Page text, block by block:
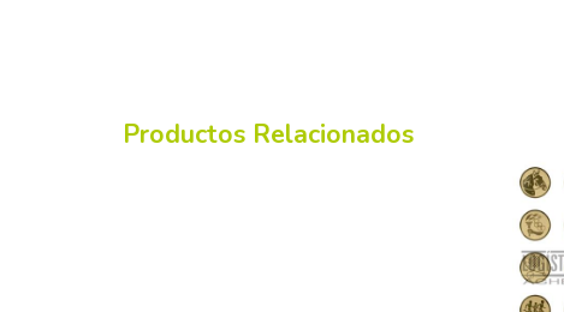
Productos Relacionados